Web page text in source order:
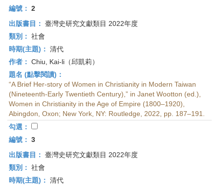
編號： 2
出版書目： 臺灣史研究文獻類目 2022年度
類別： 社會
時期(主題)： 清代
作者： Chiu, Kai-li（邱凱莉）
題名 (點擊閱讀)：
“A Brief Her-story of Women in Christianity in Modern Taiwan
(Nineteenth-Early Twentieth Century),” in Janet Wootton (ed.),
Women in Christianity in the Age of Empire (1800–1920),
Abingdon, Oxon; New York, NY: Routledge, 2022, pp. 187–191.
勾選：
編號： 3
出版書目： 臺灣史研究文獻類目 2022年度
類別： 社會
時期(主題)： 清代